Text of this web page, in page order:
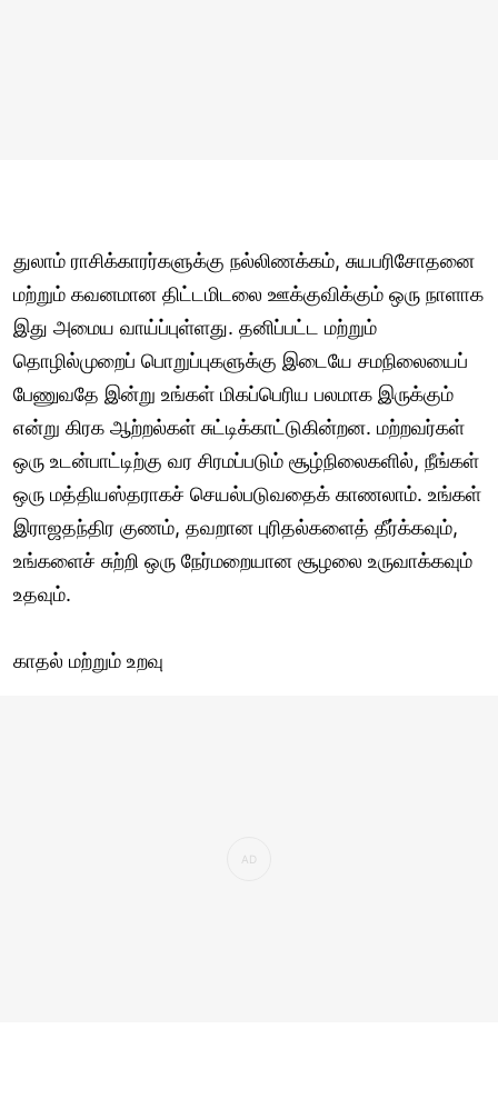
துலாம் ராசிக்காரர்களுக்கு நல்லிணக்கம், சுயபரிசோதனை
மற்றும் கவனமான திட்டமிடலை ஊக்குவிக்கும் ஒரு நாளாக
இது அமைய வாய்ப்புள்ளது. தனிப்பட்ட மற்றும்
தொழில்முறைப் பொறுப்புகளுக்கு இடையே சமநிலையைப்
பேணுவதே இன்று உங்கள் மிகப்பெரிய பலமாக இருக்கும்
என்று கிரக ஆற்றல்கள் சுட்டிக்காட்டுகின்றன. மற்றவர்கள்
ஒரு உடன்பாட்டிற்கு வர சிரமப்படும் சூழ்நிலைகளில், நீங்கள்
ஒரு மத்தியஸ்தராகச் செயல்படுவதைக் காணலாம். உங்கள்
இராஜதந்திர குணம், தவறான புரிதல்களைத் தீர்க்கவும்,
உங்களைச் சுற்றி ஒரு நேர்மறையான சூழலை உருவாக்கவும்
உதவும்.
காதல் மற்றும் உறவு